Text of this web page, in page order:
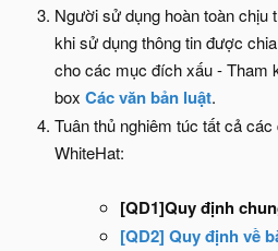
Người sử dụng hoàn toàn chịu
khi sử dụng thông tin được
cho các mục đích xấu - Tham
box Các văn bản luật.
Tuân thủ nghiêm túc tất cả
WhiteHat:
[QD1]Quy định
[QD2] Quy định về